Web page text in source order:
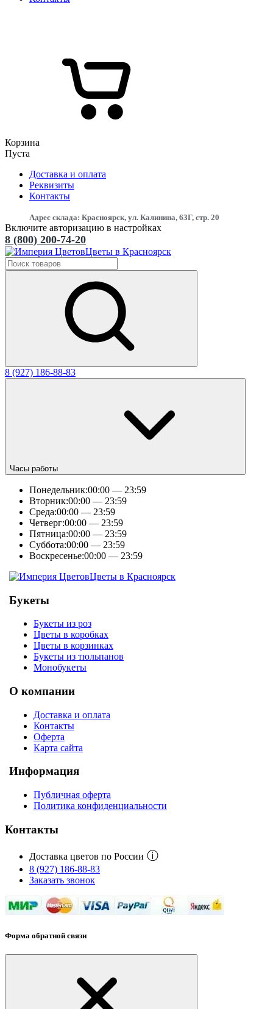
Корзина
Пуста
Доставка и оплата
Реквизиты
Контакты
Адрес склада: Красноярск, ул. Калинина, 63Г, стр. 20
Включите авторизацию в настройках
8 (800) 200-74-20
Цветы в Красноярск
8 (927) 186-88-83
Часы работы
Понедельник:00:00 — 23:59
Вторник:00:00 — 23:59
Среда:00:00 — 23:59
Четверг:00:00 — 23:59
Пятница:00:00 — 23:59
Суббота:00:00 — 23:59
Воскресенье:00:00 — 23:59
Цветы в Красноярск
Букеты
Букеты из роз
Цветы в коробках
Цветы в корзинках
Букеты из тюльпанов
Монобукеты
О компании
Доставка и оплата
Контакты
Оферта
Карта сайта
Информация
Публичная оферта
Политика конфиденциальности
Контакты
Доставка цветов по России ⓘ
8 (927) 186-88-83
Заказать звонок
Форма обратной связи